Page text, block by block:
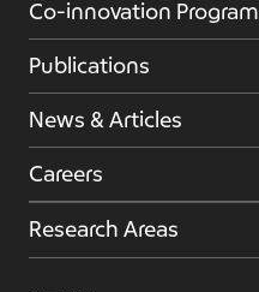
Co-innovation Program
Publications
News & Articles
Careers
Research Areas